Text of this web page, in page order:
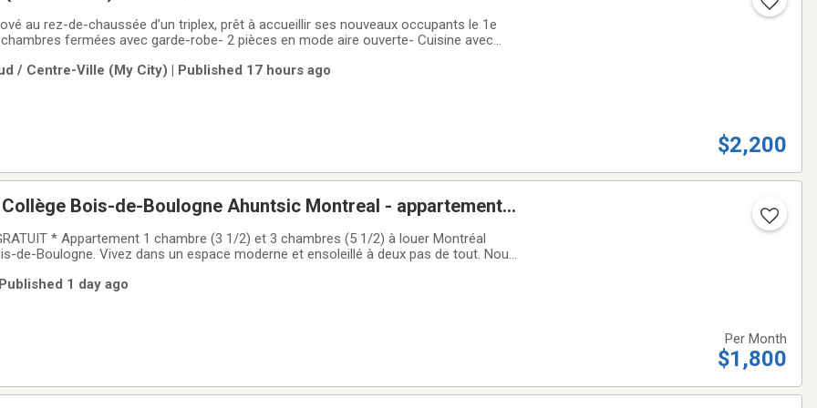
au rez-de-chaussée d’un triplex, prêt à accueillir ses nouveaux occupants le 1e
fermées avec garde-robe- 2 pièces en mode aire ouverte- Cuisine avec
arrière
/ Centre-Ville (My City) | Published 17 hours ago
$2,200
Collège Bois-de-Boulogne Ahuntsic Montreal - appartement/
* Appartement 1 chambre (3 1/2) et 3 chambres (5 1/2) à louer Montréal
de-Boulogne. Vivez dans un espace moderne et ensoleillé à deux pas de tout. Nous
en main.OBTENEZ 1 MOIS
1 day ago
Per Month
$1,800